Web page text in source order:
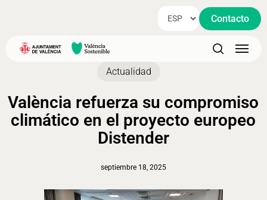
content
Contacto
search
Menu
Actualidad
València refuerza su compromiso
climático en el proyecto europeo
Distender
septiembre 18, 2025